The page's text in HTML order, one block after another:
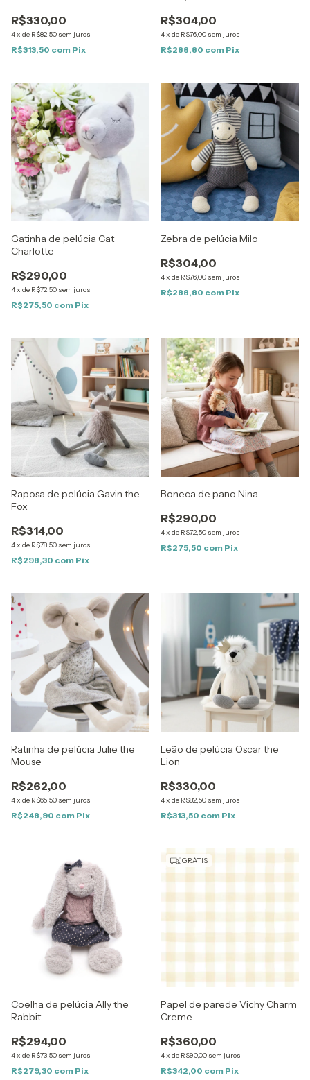
R$330,00
4x de R$82,50 sem juros
R$313,50 com Pix
R$304,00
4x de R$76,00 sem juros
R$288,80 com Pix
Gatinha de pelúcia Cat
Charlotte
R$290,00
4x de R$72,50 sem juros
R$275,50 com Pix
Zebra de pelúcia Milo
R$304,00
4x de R$76,00 sem juros
R$288,80 com Pix
Raposa de pelúcia Gavin the
Fox
R$314,00
4x de R$78,50 sem juros
R$298,30 com Pix
Boneca de pano Nina
R$290,00
4x de R$72,50 sem juros
R$275,50 com Pix
Ratinha de pelúcia Julie the
Mouse
R$262,00
4x de R$65,50 sem juros
R$248,90 com Pix
Leão de pelúcia Oscar the
Lion
R$330,00
4x de R$82,50 sem juros
R$313,50 com Pix
Coelha de pelúcia Ally the
Rabbit
R$294,00
4x de R$73,50 sem juros
R$279,30 com Pix
GRÁTIS
Papel de parede Vichy Charm
Creme
R$360,00
4x de R$90,00 sem juros
R$342,00 com Pix